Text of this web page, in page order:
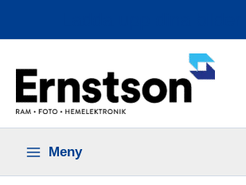
Meny